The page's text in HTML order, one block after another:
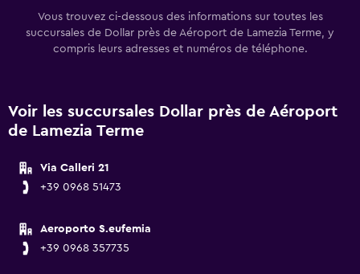
Vous trouvez ci-dessous des informations sur toutes les
succursales de Dollar près de Aéroport de Lamezia Terme, y
compris leurs adresses et numéros de téléphone.
Voir les succursales Dollar près de Aéroport
de Lamezia Terme
Via Calleri 21
+39 0968 51473
Aeroporto S.eufemia
+39 0968 357735